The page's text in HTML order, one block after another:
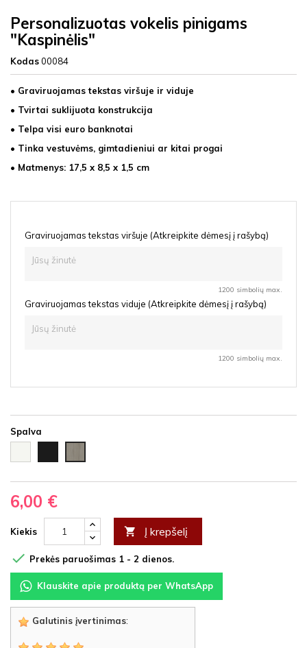
Personalizuotas vokelis pinigams
"Kaspinėlis"
Kodas00084
• Graviruojamas tekstas viršuje ir viduje
• Tvirtai suklijuota konstrukcija
• Telpa visi euro banknotai
• Tinka vestuvėms, gimtadieniui ar kitai progai
• Matmenys: 17,5 x 8,5 x 1,5 cm
Graviruojamas tekstas viršuje (Atkreipkite dėmesį į rašybą)
1200 simbolių max.
Graviruojamas tekstas viduje (Atkreipkite dėmesį į rašybą)
1200 simbolių max.
Spalva
HDF
HDF
latte
6,00 €
Kiekis  Į krepšelį
 Prekės paruošimas 1 - 2 dienos.
Klauskite apie produktą per WhatsApp
Galutinis įvertinimas: